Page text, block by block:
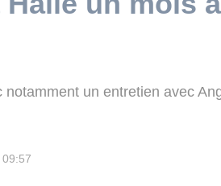
un entretien avec